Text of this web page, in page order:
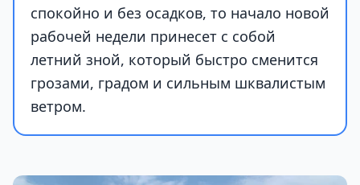
спокойно и без осадков, то начало новой
рабочей недели принесет с собой
летний зной, который быстро сменится
грозами, градом и сильным шквалистым
ветром.